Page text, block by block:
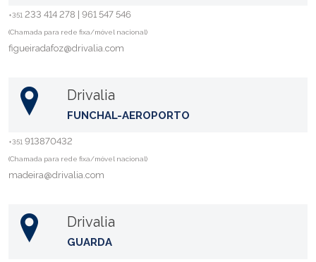
+351 233 414 278 | 961 547 546
(Chamada para rede fixa/móvel nacional)
figueiradafoz@drivalia.com
Drivalia
FUNCHAL-AEROPORTO
+351 913870432
(Chamada para rede fixa/móvel nacional)
madeira@drivalia.com
Drivalia
GUARDA